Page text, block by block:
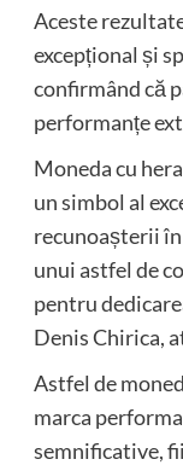
Aceste
excepțional și
confirmând că
performanțe
Moneda cu
un simbol al
recunoașterii
unui astfel de
pentru
Denis Chirica,
Astfel de
marca
semnificative,